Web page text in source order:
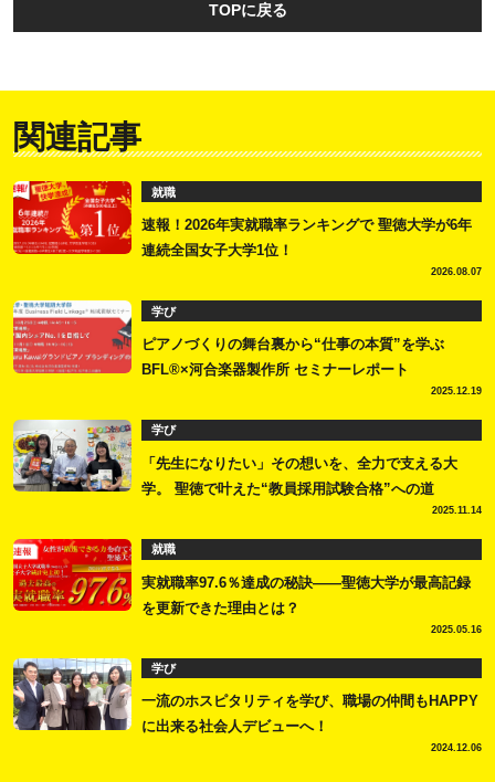
TOPに戻る
関連記事
就職
速報！2026年実就職率ランキングで 聖徳大学が6年
連続全国女子大学1位！
2026.08.07
学び
ピアノづくりの舞台裏から“仕事の本質”を学ぶ
BFL®×河合楽器製作所 セミナーレポート
2025.12.19
学び
「先生になりたい」その想いを、全力で支える大
学。 聖徳で叶えた“教員採用試験合格”への道
2025.11.14
就職
実就職率97.6％達成の秘訣――聖徳大学が最高記録
を更新できた理由とは？
2025.05.16
学び
一流のホスピタリティを学び、職場の仲間もHAPPY
に出来る社会人デビューへ！
2024.12.06